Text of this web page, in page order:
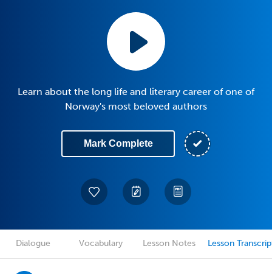
Learn about the long life and literary career of one of
Norway's most beloved authors
Mark Complete
Dialogue Vocabulary Lesson Notes Lesson